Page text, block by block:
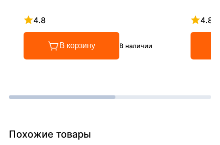
4.8
Рейтинг 4.8 из 5
В корзину В наличии
4.8
Похожие товары